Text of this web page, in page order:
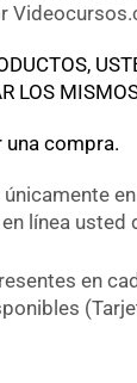
LOS
compra.
línea usted
en